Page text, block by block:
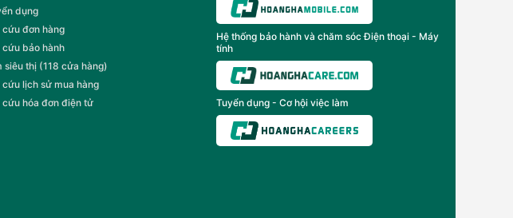
dụng
cứu đơn hàng
cứu bảo hành
siêu thị (118 cửa hàng)
cứu lịch sử mua hàng
cứu hóa đơn điện tử
Hệ thống bảo hành và chăm sóc Điện thoại - Máy
tính
Tuyển dụng - Cơ hội việc làm